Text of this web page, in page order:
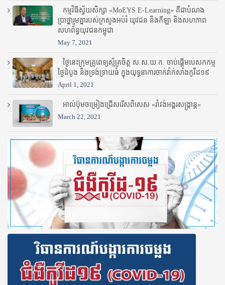
កម្មវិធីស្វ័យសិក្សា «MoEYS E-Learning» គឺជាបំណង
ប្រាថ្នារួមគ្នារបស់ក្រសួងអប់រំ​ យុវជន និងកីឡា និងសហភាព
សហព័ន្ធយុវជនកម្ពុជា
May 7, 2021
ថ្ងៃនេះក្រុមគ្រូពេទ្យស្ម័គ្រចិត្ត ស.ស.យ.ក. ចាប់ផ្តើមបេសកកម្ម
ថ្ងៃដំបូង និងទ្រង់ទ្រាយធំ ក្នុងយុទ្ធនាការចាក់វ៉ាក់សាំងកូវីដ១៩
April 1, 2021
អាល់ប៊ុមចម្រៀងជ្រើសរើសពិសេស «រាំវង់អង្គរសង្ក្រាន្ត»
March 22, 2021